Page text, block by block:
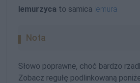
lemurzyca to samica lemura
Nota
Słowo poprawne, choć bardzo
Zobacz regułę podlinkowaną